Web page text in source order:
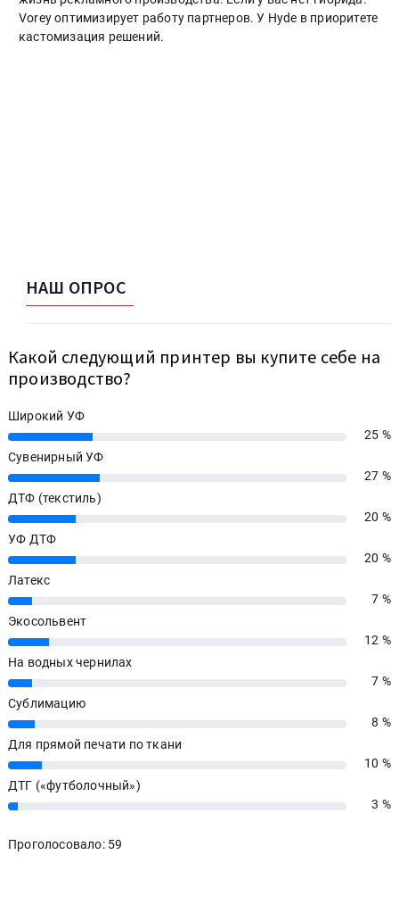
Vorey оптимизирует работу партнеров. У Hyde в приоритете
кастомизация решений.
НАШ ОПРОС
Какой следующий принтер вы купите себе на
производство?
Широкий УФ
25%
25 %
Сувенирный УФ
27%
27 %
ДТФ (текстиль)
20%
20 %
УФ ДТФ
20%
20 %
Латекс
7%
7 %
Экосольвент
12%
12 %
На водных чернилах
7%
7 %
Сублимацию
8%
8 %
Для прямой печати по ткани
10%
10 %
ДТГ («футболочный»)
3% 3 %
Проголосовало: 59